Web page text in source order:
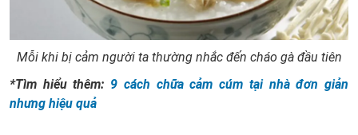
Mỗi khi bị cảm người ta thường nhắc đến cháo gà đầu tiên
*Tìm hiểu thêm: 9 cách chữa cảm cúm tại nhà đơn giản
nhưng hiệu quả